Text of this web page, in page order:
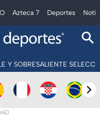
Azteca 7 Deportes
Y SOBRESALIENTE